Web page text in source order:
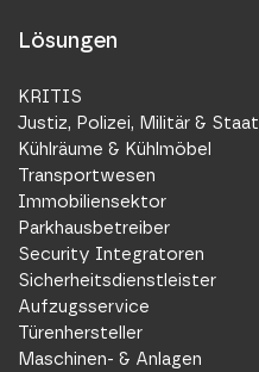
Lösungen
KRITIS
Justiz, Polizei, Militär & Staat
Kühlräume & Kühlmöbel
Transportwesen
Immobiliensektor
Parkhausbetreiber
Security Integratoren
Sicherheitsdienstleister
Aufzugsservice
Türenhersteller
Maschinen- & Anlagen